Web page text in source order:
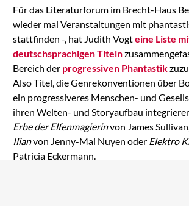
Für das Literaturforum im Brecht-Haus
wieder mal Veranstaltungen mit
stattfinden -, hat Judith Vogteine Liste
deutschsprachigen Titeln
Bereich der progressiven Phantastik
Also Titel, die Genrekonventionen über
ein progressiveres Menschen- und
ihren Welten- und Storyaufbau
Erbe der Elfenmagierinvon James
Ilianvon Jenny-Mai Nuyen oder Elektro
Patricia Eckermann.